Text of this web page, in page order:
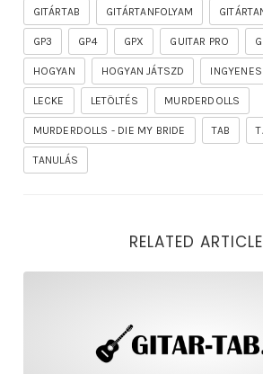
GITÁRTAB GITÁRTANFOLYAM
GP3 GP4 GPX GUITAR PRO
HOGYAN HOGYAN JÁTSZD INGYENES
LECKE LETÖLTÉS MURDERDOLLS
MURDERDOLLS - DIE MY BRIDE TAB
TANULÁS
RELATED